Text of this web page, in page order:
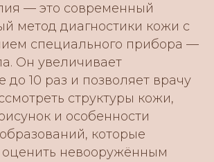
— это современный
метод диагностики кожи с
специального прибора —
Он увеличивает
до 10 раз и позволяет врачу
структуры кожи,
и особенности
которые
невооружённым